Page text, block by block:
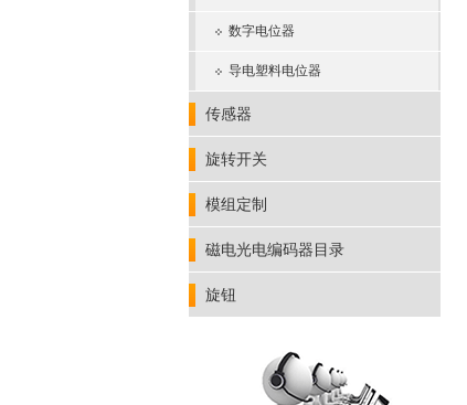
数字电位器
导电塑料电位器
传感器
旋转开关
模组定制
磁电光电编码器目录
旋钮